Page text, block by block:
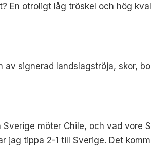
En otroligt låg tröskel och hög
av signerad landslagströja, skor,
möter Chile, och vad vore
jag tippa 2-1 till Sverige. Det